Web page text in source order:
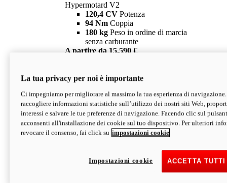
Hypermotard V2
120,4 CV Potenza
94 Nm Coppia
180 kg Peso in ordine di marcia
senza carburante
A partire da 15.590 €
V2 SP
Hypermotard V2 SP
120,4 CVPotenza
94 NmCoppia
177 kgPeso in ordine di marcia
senza carburante
Depotenziata 35 kW: 18.890 € i
configura scopri di più
La tua privacy per noi è importante
Ci impegniamo per migliorare al massimo la tua esperienza di
raccogliere informazioni statistiche sull’utilizzo dei nostri siti Web,
interessi e salvare le tue preferenze di navigazione. Facendo clic sul
acconsenti all'installazione dei cookie sul tuo dispositivo. Per ulteriori
revocare il consenso, fai click su impostazioni cookie
ACCETTA
Impostazioni cookie